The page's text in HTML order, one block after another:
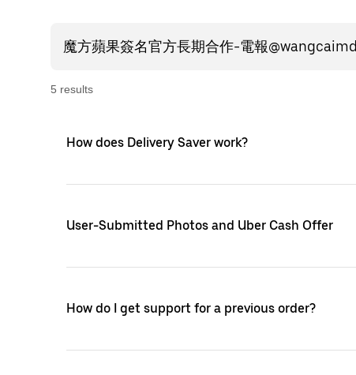
5 results
How does Delivery Saver work?
User-Submitted Photos and Uber Cash Offer
How do I get support for a previous order?